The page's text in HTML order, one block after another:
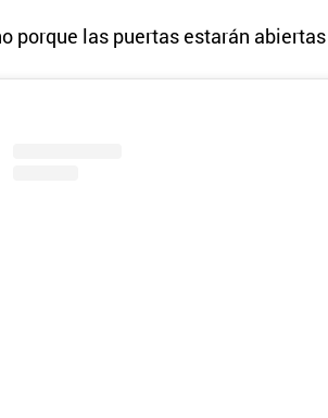
porque las puertas estarán